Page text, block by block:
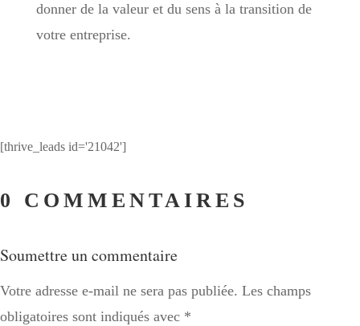
donner de la valeur et du sens à la transition de
votre entreprise.
[thrive_leads id='21042']
0 COMMENTAIRES
Soumettre un commentaire
Votre adresse e-mail ne sera pas publiée. Les champs
obligatoires sont indiqués avec *